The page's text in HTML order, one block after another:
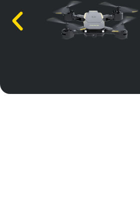
Video Çözünürlüğü:
720P
Fotoğraf Çözünürlüğü:
2 MP
El Komutu Sistemi:
Acil Durum İniş: